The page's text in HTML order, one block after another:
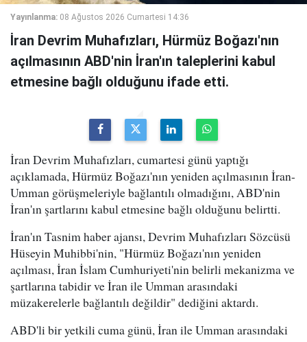
Yayınlanma: 08 Ağustos 2026 Cumartesi 14:36
İran Devrim Muhafızları, Hürmüz Boğazı'nın
açılmasının ABD'nin İran'ın taleplerini kabul
etmesine bağlı olduğunu ifade etti.
İran Devrim Muhafızları, cumartesi günü yaptığı
açıklamada, Hürmüz Boğazı'nın yeniden açılmasının İran-
Umman görüşmeleriyle bağlantılı olmadığını, ABD'nin
İran'ın şartlarını kabul etmesine bağlı olduğunu belirtti.
İran'ın Tasnim haber ajansı, Devrim Muhafızları Sözcüsü
Hüseyin Muhibbi'nin, "Hürmüz Boğazı'nın yeniden
açılması, İran İslam Cumhuriyeti'nin belirli mekanizma ve
şartlarına tabidir ve İran ile Umman arasındaki
müzakerelerle bağlantılı değildir" dediğini aktardı.
ABD'li bir yetkili cuma günü, İran ile Umman arasındaki